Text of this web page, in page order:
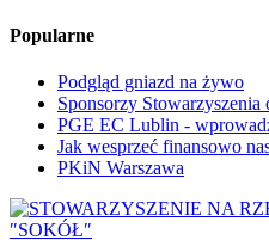
Popularne
Podgląd gniazd na żywo
Sponsorzy Stowarzyszenia
PGE EC Lublin -
Jak wesprzeć finansowo
PKiN Warszawa